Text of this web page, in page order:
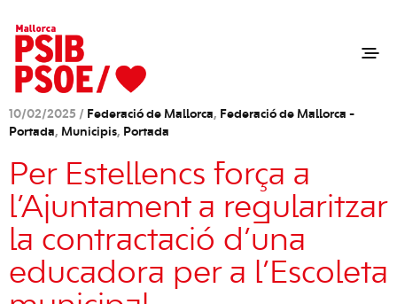
10/02/2025 / Federació de Mallorca, Federació de Mallorca -
Portada, Municipis, Portada
Per Estellencs força a
l’Ajuntament a regularitzar
la contractació d’una
educadora per a l’Escoleta